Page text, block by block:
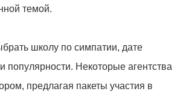
темой.
школу по симпатии, дате
популярности. Некоторые агентства
предлагая пакеты участия в